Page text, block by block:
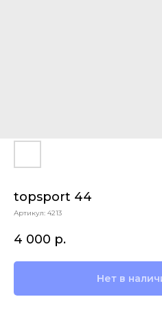
topsport 44
Артикул: 4213
4 000 р.
Нет в